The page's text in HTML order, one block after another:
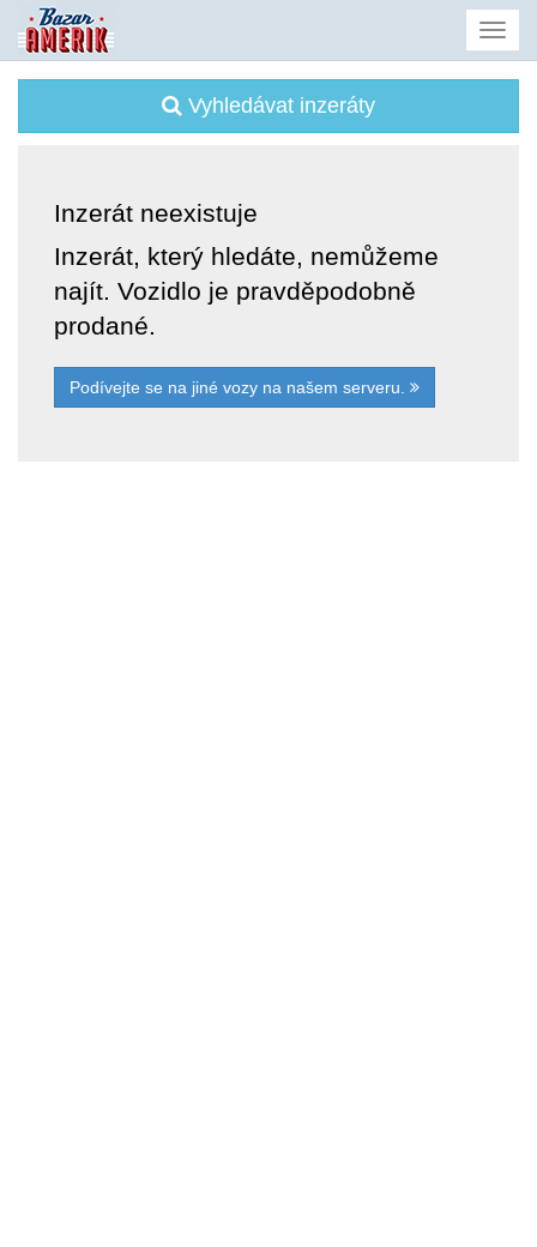
Vyhledávat inzeráty
Inzerát neexistuje
Inzerát, který hledáte, nemůžeme
najít. Vozidlo je pravděpodobně
prodané.
Podívejte se na jiné vozy na našem serveru.